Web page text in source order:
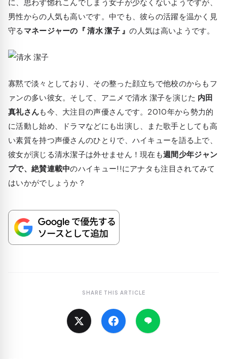
男性からの人気も高いです。中でも、彼らの活躍を温かく見
守る マネージャーの『 清水 潔子 』の人気は高いようです。
寡黙で淡々としており、その整った顔立ちで他校のからもフ
ァンの多い彼女。 そして、アニメで清水 潔子を演じた 内田
真礼さん も今、大注目の声優さんです。2010年から勢力的
に活動し始め、ドラマなどにも出演し、また歌手としても高
い素質を持つ声優さんのひとりで、ハイキューを語る上で、
彼女が演じる清水潔子は外せません！現在も週間少年ジャン
プで、絶賛連載中のハイキュー!!にアナタも注目されてみて
はいかがでしょうか？
SHARE THIS ARTICLE